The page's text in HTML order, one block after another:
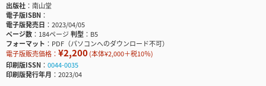
出版社
南山堂
電子版ISBN
電子版発売日
2023/04/05
ページ数
184ページ判型
B5
フォーマット
PDF（パソコンへのダウンロード不可）
電子版販売価格： ¥2,200(本体¥2,000＋税10％)
印刷版ISSN
0044-0035
印刷版発行年月
2023/04